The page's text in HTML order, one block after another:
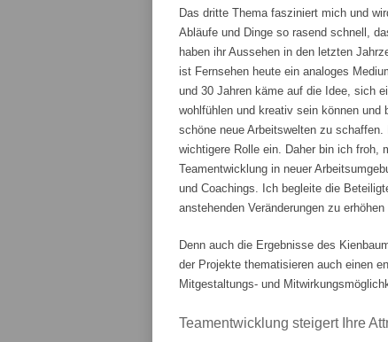
Das dritte Thema fasziniert mich und
Abläufe und Dinge so rasend schnell,
haben ihr Aussehen in den letzten
ist Fernsehen heute ein analoges
und 30 Jahren käme auf die Idee, sich
wohlfühlen und kreativ sein können
schöne neue Arbeitswelten zu
wichtigere Rolle ein. Daher bin ich froh,
Teamentwicklung in neuer
und Coachings. Ich begleite die
anstehenden Veränderungen zu
Denn auch die Ergebnisse des
der Projekte thematisieren auch einen
Mitgestaltungs- und
Teamentwicklung steigert Ihre